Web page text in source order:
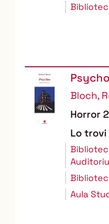
Psycho
Bloch,
Horror
Lo trovi
Aula